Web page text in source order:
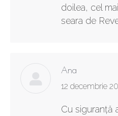
doilea, cel
seara de
Ana
says:
12 decembrie
Cu siguranță